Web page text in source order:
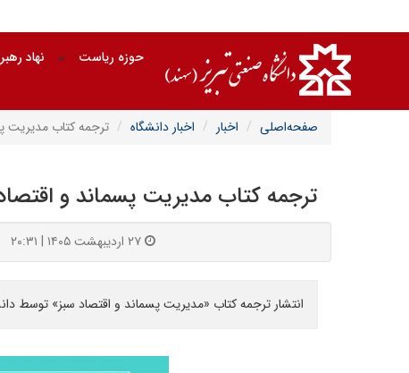
حوزه ریاست نهاد
صفحه‌اصلی اخبار اخبار دانشگاه ترجمه کتاب مدیریت
ترجمه کتاب مدیریت پسماند و
۲۷ اردیبهشت ۱۴۰۵ | ۲۰:۳۱
انتشار ترجمه کتاب «مدیریت پسماند و اقتصاد سبز» توسط